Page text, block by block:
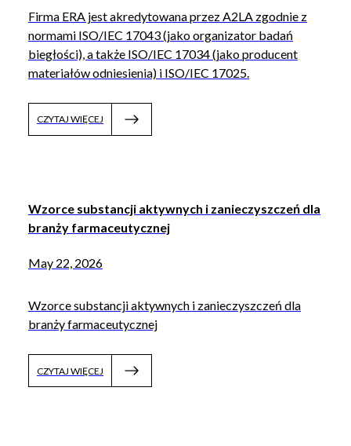
Firma ERA jest akredytowana przez A2LA zgodnie z
normami ISO/IEC 17043 (jako organizator badań
biegłości), a także ISO/IEC 17034 (jako producent
materiałów odniesienia) i ISO/IEC 17025.
CZYTAJ WIĘCEJ
Wzorce substancji aktywnych i zanieczyszczeń dla
branży farmaceutycznej
May 22, 2026
Wzorce substancji aktywnych i zanieczyszczeń dla
branży farmaceutycznej
CZYTAJ WIĘCEJ